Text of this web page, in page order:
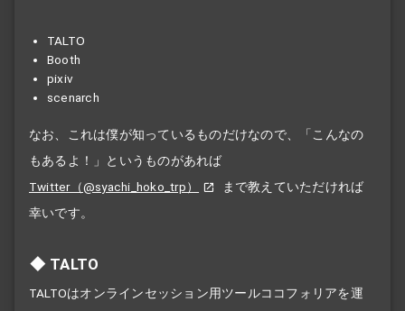
TALTO
Booth
pixiv
scenarch
なお、これは僕が知っているものだけなので、「こんなの
もあるよ！」というものがあれば
Twitter（@syachi_hoko_trp）
まで教えていただければ
幸いです。
TALTO
TALTOはオンラインセッション用ツールココフォリアを運